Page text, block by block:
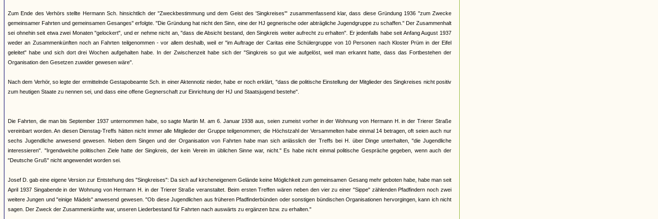
Zum Ende des Verhörs stellte Hermann Sch. hinsichtlich der "Zweckbestimmung und dem Geist des 'Singkreises'" zusammenfassend klar, dass diese Gründung 1936 "zum Zwecke
gemeinsamer Fahrten und gemeinsamen Gesanges" erfolgte. "Die Gründung hat nicht den Sinn, eine der HJ gegnerische oder abträgliche Jugendgruppe zu schaffen." Der Zusammenhalt
sei ohnehin seit etwa zwei Monaten "gelockert", und er nehme nicht an, "dass die Absicht bestand, den Singkreis weiter aufrecht zu erhalten". Er jedenfalls habe seit Anfang August 1937
weder an Zusammenkünften noch an Fahrten teilgenommen - vor allem deshalb, weil er "im Auftrage der Caritas eine Schülergruppe von 10 Personen nach Kloster Prüm in der Eifel
geleitet" habe und sich dort drei Wochen aufgehalten habe. In der Zwischenzeit habe sich der "Singkreis so gut wie aufgelöst, weil man erkannt hatte, dass das Fortbestehen der
Organisation den Gesetzen zuwider gewesen wäre".
Nach dem Verhör, so legte der ermittelnde Gestapobeamte Sch. in einer Aktennotiz nieder, habe er noch erklärt, "dass die politische Einstellung der Mitglieder des Singkreises nicht positiv
zum heutigen Staate zu nennen sei, und dass eine offene Gegnerschaft zur Einrichtung der HJ und Staatsjugend bestehe".
Die Fahrten, die man bis September 1937 unternommen habe, so sagte Martin M. am 6. Januar 1938 aus, seien zumeist vorher in der Wohnung von Hermann H. in der Trierer Straße
vereinbart worden. An diesen Dienstag-Treffs hätten nicht immer alle Mitglieder der Gruppe teilgenommen; die Höchstzahl der Versammelten habe einmal 14 betragen, oft seien auch nur
sechs Jugendliche anwesend gewesen. Neben dem Singen und der Organisation von Fahrten habe man sich anlässlich der Treffs bei H. über Dinge unterhalten, "die Jugendliche
interessieren". "Irgendwelche politischen Ziele hatte der Singkreis, der kein Verein im üblichen Sinne war, nicht." Es habe nicht einmal politische Gespräche gegeben, wenn auch der
"Deutsche Gruß" nicht angewendet worden sei.
Josef D. gab eine eigene Version zur Entstehung des "Singkreises": Da sich auf kircheneigenem Gelände keine Möglichkeit zum gemeinsamen Gesang mehr geboten habe, habe man seit
April 1937 Singabende in der Wohnung von Hermann H. in der Trierer Straße veranstaltet. Beim ersten Treffen wären neben den vier zu einer "Sippe" zählenden Pfadfindern noch zwei
weitere Jungen und "einige Mädels" anwesend gewesen. "Ob diese Jugendlichen aus früheren Pfadfinderbünden oder sonstigen bündischen Organisationen hervorgingen, kann ich nicht
sagen. Der Zweck der Zusammenkünfte war, unseren Liederbestand für Fahrten nach auswärts zu ergänzen bzw. zu erhalten."